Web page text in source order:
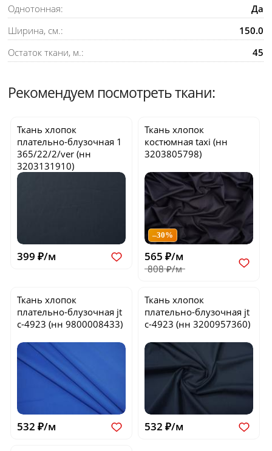
Однотонная:
Да
Ширина, см.:
150.0
Остаток ткани, м.:
45
Рекомендуем посмотреть ткани:
Ткань хлопок
плательно-блузочная 1
365/22/2/ver (нн
3203131910)
399 ₽/м
Ткань хлопок
костюмнаяtaxi (нн
3203805798)
–30%
565 ₽/м
808 ₽/м
Ткань хлопок
плательно-блузочная jt
c-4923 (нн 9800008433)
532 ₽/м
Ткань хлопок
плательно-блузочная jt
c-4923 (нн 3200957360)
532 ₽/м